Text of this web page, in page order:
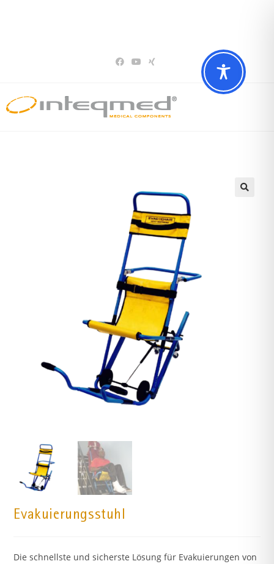
Evakuierungsstuhl
Die schnellste und sicherste Lösung für Evakuierungen von